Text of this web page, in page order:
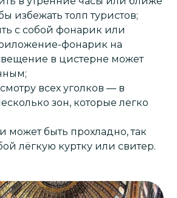
избежать толп туристов;
с собой фонарик или
фонарик на
в цистерне может
всех уголков — в
зон, которые легко
может быть прохладно, так
лёгкую куртку или свитер.